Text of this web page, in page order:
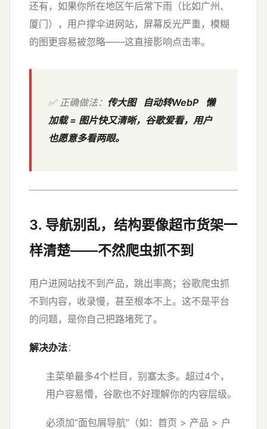
还有，如果你所在地区午后常下雨（比如广州、
厦门），用户撑伞进网站，屏幕反光严重，模糊
的图更容易被忽略——这直接影响点击率。
✅ 正确做法： 传大图 自动转WebP 懒
加载 = 图片快又清晰，谷歌爱看，用户
也愿意多看两眼。
3. 导航别乱，结构要像超市货架一
样清楚——不然爬虫抓不到
用户进网站找不到产品，跳出率高；谷歌爬虫抓
不到内容，收录慢，甚至根本不上。这不是平台
的问题，是你自己把路堵死了。
解决办法：
主菜单最多4个栏目，别塞太多。超过4个，
用户容易懵，谷歌也不好理解你的内容层级。
必须加“面包屑导航”（如：首页 > 产品 > 户